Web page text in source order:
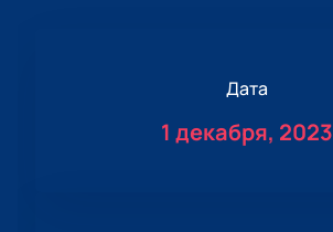
Дата
1 декабря, 2023